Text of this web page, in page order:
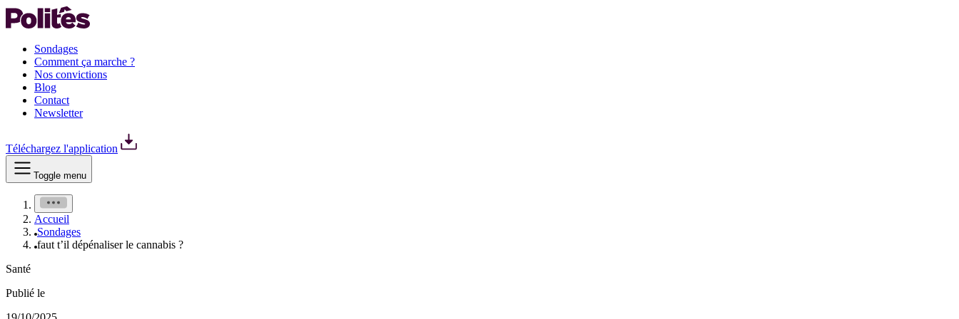
Sondages
Comment ça marche ?
Nos convictions
Blog
Contact
Newsletter
Téléchargez l'application
Toggle menu
Accueil
Sondages
faut t’il dépénaliser le cannabis ?
Santé
Publié le